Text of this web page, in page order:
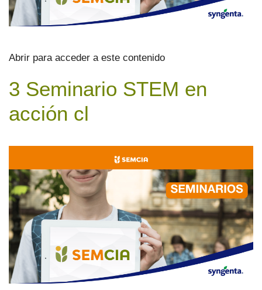
Abrir para acceder a este contenido
3 Seminario STEM en
acción cl